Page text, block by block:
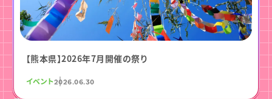
【熊本県】2026年7月開催の祭り
イベント2026.06.30